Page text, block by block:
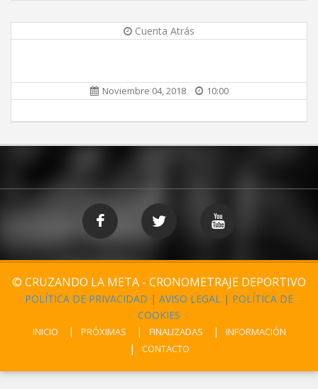
Cuenta Atrás
Noviembre 04, 2018 10:00
© CRUZANDO LA META - CRONOMETRAJE DEPORTIVO
POLÍTICA DE PRIVACIDAD | AVISO LEGAL | POLÍTICA DE
COOKIES
INICIO PRÓXIMAS FINALIZADAS
INFORMACIÓN
CONTACTO